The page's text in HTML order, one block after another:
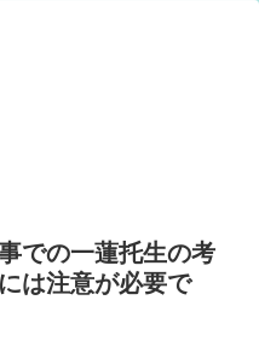
での一蓮托生の考
は注意が必要で